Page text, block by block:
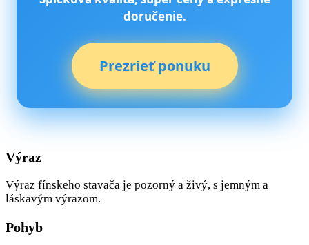
doručenie.
Prezrieť ponuku
Výraz
Výraz fínskeho stavača je pozorný a živý, s jemným a
láskavým výrazom.
Pohyb